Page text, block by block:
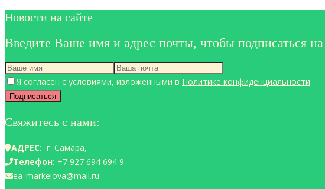
Новости на сайте
Введите Ваше имя и адрес почты, чтобы подписаться на
Я согласен с условиями, изложенными в Политике конфиденциальности
Свяжитесь с нами:
АДРЕС: г. Самара,
Телефон: +7 927 694 694 9
ea_markelova@mail.ru